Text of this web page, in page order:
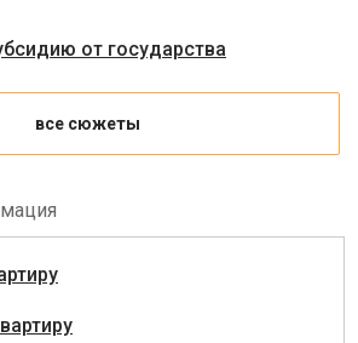
от государства
все сюжеты